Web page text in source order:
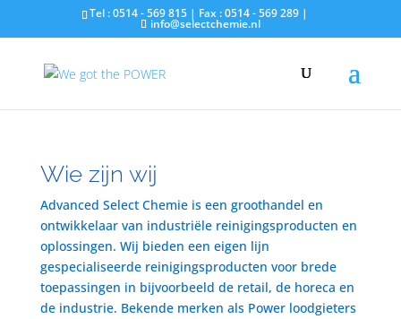
Tel : 0514 - 569 815 | Fax : 0514 - 569 289 |
info@selectchemie.nl
Wie zijn wij
Advanced Select Chemie is een groothandel en
ontwikkelaar van industriële reinigingsproducten en
oplossingen. Wij bieden een eigen lijn
gespecialiseerde reinigingsproducten voor brede
toepassingen in bijvoorbeeld de retail, de horeca en
de industrie. Bekende merken als Power loodgieters